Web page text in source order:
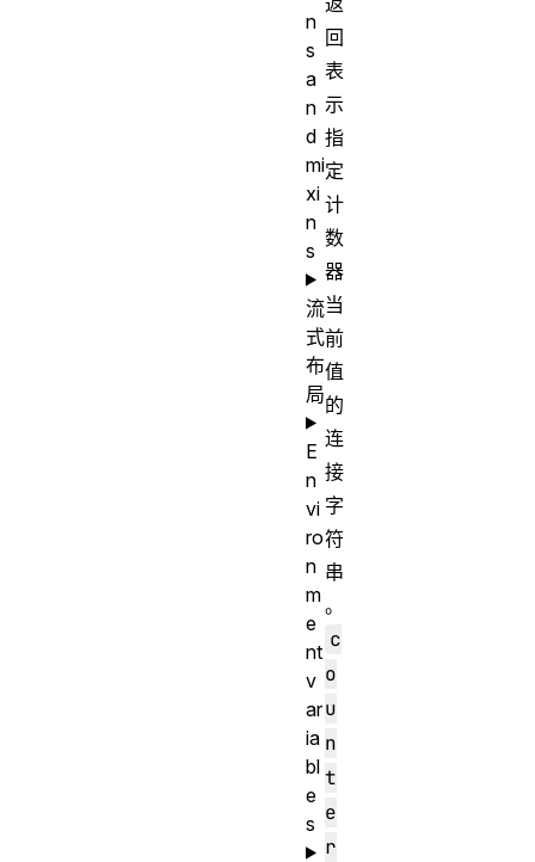
回
表
示
指
定
计
数
器
当
前
值
的
连
接
字
符
串
。
c
o
u
n
t
e
r
n
s
a
n
d
mi
xi
n
s
流
式
布
局
E
n
vi
ro
n
m
e
nt
v
ar
ia
bl
e
s